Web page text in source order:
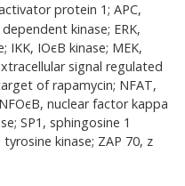
protein 1; APC,
kinase; ERK,
IKK, IОєB kinase; MEK,
signal regulated
of rapamycin; NFAT,
nuclear factor kappa
SP1, sphingosine 1
kinase; ZAP 70, z